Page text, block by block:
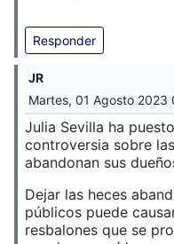
Responder
JR
Martes, 01 Agosto 2023
Julia Sevilla ha
controversia sobre
abandonan sus
Dejar las heces
públicos puede
resbalones que se